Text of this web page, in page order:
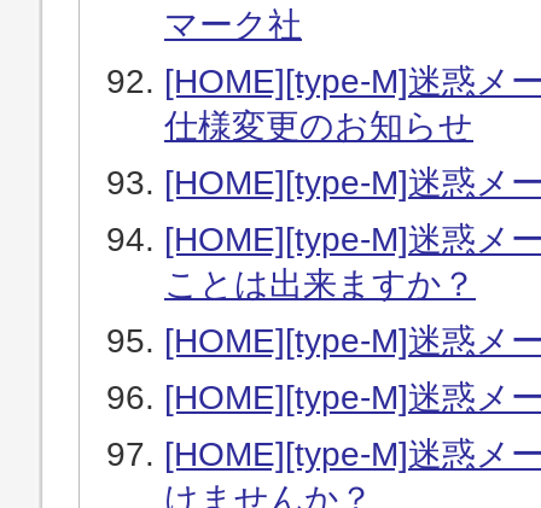
マーク社
[HOME][type-M]迷惑メ
仕様変更のお知らせ
[HOME][type-M]迷惑メ
[HOME][type-M]迷惑メ
ことは出来ますか？
[HOME][type-M]迷惑メ
[HOME][type-M]迷惑メ
[HOME][type-M]迷惑メ
けませんか？